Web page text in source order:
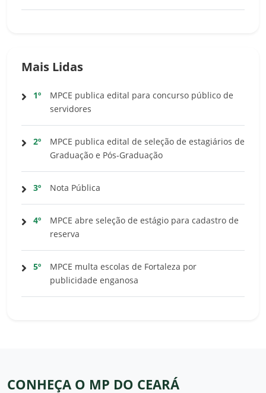
Mais Lidas
1º
MPCE publica edital para concurso público de
servidores
2º
MPCE publica edital de seleção de estagiários de
Graduação e Pós-Graduação
3º Nota Pública
4º
MPCE abre seleção de estágio para cadastro de
reserva
5º
MPCE multa escolas de Fortaleza por
publicidade enganosa
CONHEÇA O MP DO CEARÁ